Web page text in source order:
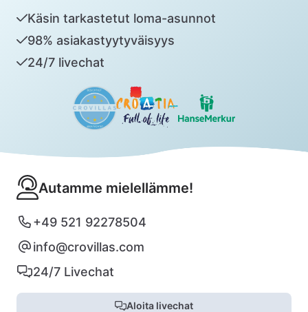
Käsin tarkastetut loma-asunnot
98% asiakastyytyväisyys
24/7 livechat
Autamme mielellämme!
+49 521 92278504
info@crovillas.com
24/7 Livechat
Aloita livechat